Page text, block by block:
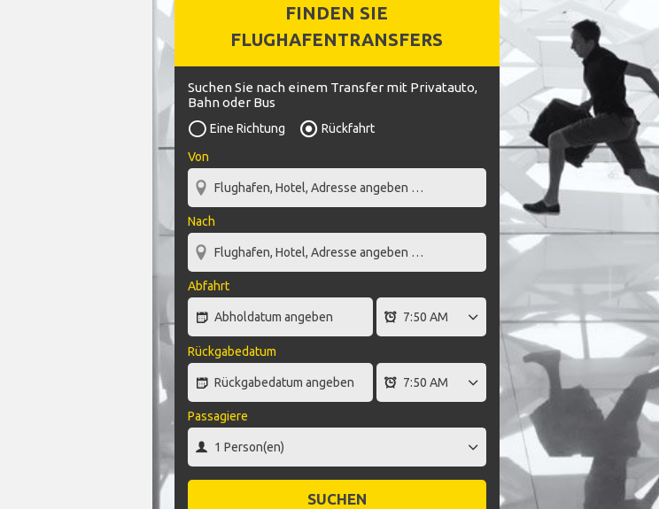
FINDEN SIE
FLUGHAFENTRANSFERS
Suchen Sie nach einem Transfer mit Privatauto,
Bahn oder Bus
Eine Richtung
Rückfahrt
Von
Nach
Abfahrt
Rückgabedatum
Passagiere
SUCHEN